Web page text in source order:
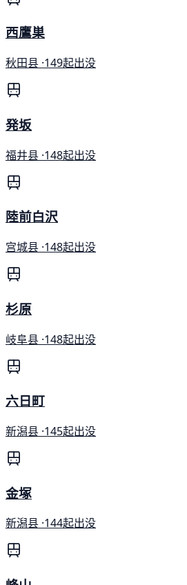
西鷹巣
秋田县 ·149起出没
発坂
福井县 ·148起出没
陸前白沢
宫城县 ·148起出没
杉原
岐阜县 ·148起出没
六日町
新潟县 ·145起出没
金塚
新潟县 ·144起出没